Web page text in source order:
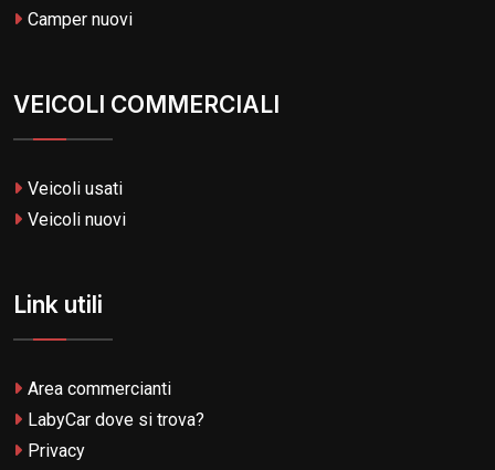
Camper nuovi
VEICOLI COMMERCIALI
Veicoli usati
Veicoli nuovi
Link utili
Area commercianti
LabyCar dove si trova?
Privacy